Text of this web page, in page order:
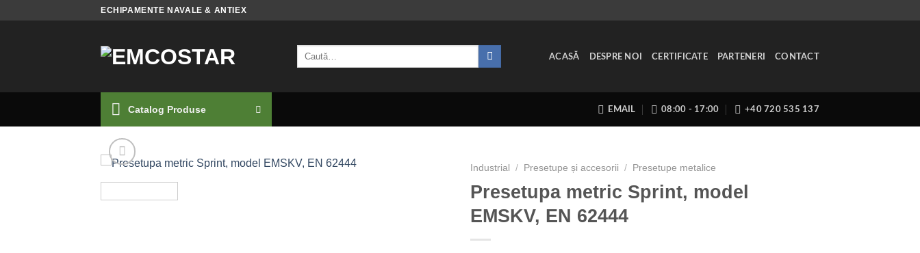
ECHIPAMENTE NAVALE & ANTIEX
Caută
ACASĂ DESPRE NOI CERTIFICATE PARTENERI CONTACT
Catalog Produse EMAIL 08:00 - 17:00 +40 720 535 137
Industrial / Presetupe și accesorii / Presetupe metalice
Presetupa metric Sprint, model
EMSKV, EN 62444